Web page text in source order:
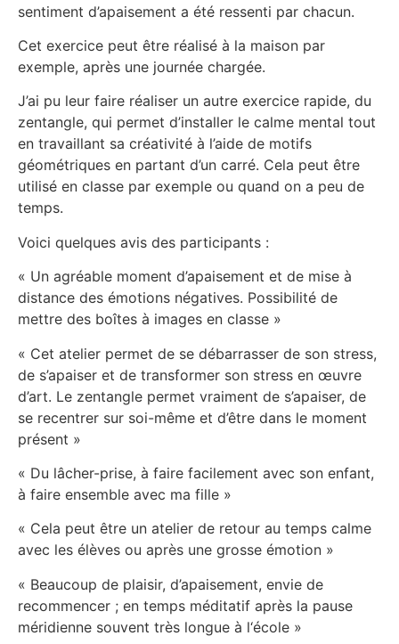
sentiment d’apaisement a été ressenti par chacun.
Cet exercice peut être réalisé à la maison par
exemple, après une journée chargée.
J’ai pu leur faire réaliser un autre exercice rapide, du
zentangle, qui permet d’installer le calme mental tout
en travaillant sa créativité à l’aide de motifs
géométriques en partant d’un carré. Cela peut être
utilisé en classe par exemple ou quand on a peu de
temps.
Voici quelques avis des participants :
« Un agréable moment d’apaisement et de mise à
distance des émotions négatives. Possibilité de
mettre des boîtes à images en classe »
« Cet atelier permet de se débarrasser de son stress,
de s’apaiser et de transformer son stress en œuvre
d’art. Le zentangle permet vraiment de s’apaiser, de
se recentrer sur soi-même et d’être dans le moment
présent »
« Du lâcher-prise, à faire facilement avec son enfant,
à faire ensemble avec ma fille »
« Cela peut être un atelier de retour au temps calme
avec les élèves ou après une grosse émotion »
« Beaucoup de plaisir, d’apaisement, envie de
recommencer ; en temps méditatif après la pause
méridienne souvent très longue à l‘école »